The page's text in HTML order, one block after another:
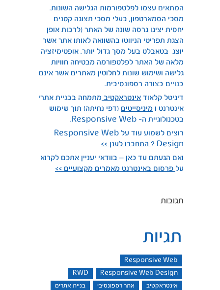
המתאים עצמו לפלטפורמות הגלישה השונות.
מסכי הסמארטפון, בעלי מסכי תצוגה קטנים
יחסית יציגו גרסה שונה של האתר (לרבות אופן
הצגת תפריטי הניווט) בהשוואה לאותו אתר אשר
יוצג בטאבלט בעל מסך גדול יותר. אופטימיזציה
מלאה של האתר לפלטפורמה מבטיחה חוויות
גלישה ושימוש שונות לחלוטין מאתרים אשר אינם
בנויים בצורה רספונסיבית.
דיגיטל קלאוד אינטראקטיב מתמחה בבניית אתרי
אינטרנט ו מיניסייטים (דפי נחיתה) תוך שימוש
בטכנולוגיית ה- Responsive Web.
רוצים לשמוע עוד על Responsive Web
Design ?
התחברו לענן >>
ואם הגעתם עד כאן – בוודאי יעניין אתכם לקרוא
על פרסום באינטרנט מאמרים מקצועיים >>
תגובות
תגיות
Responsive Web
Responsive Web Design
RWD
אינטראקטיב אתר רספונסיבי בניית אתרים